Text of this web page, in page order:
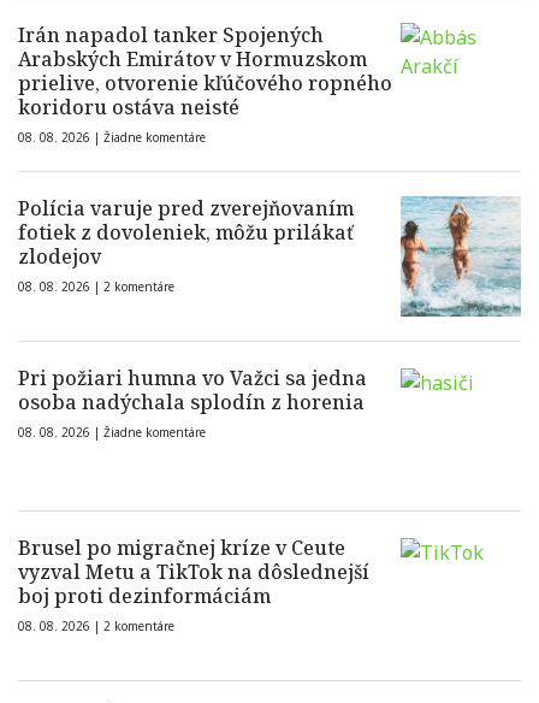
Irán napadol tanker Spojených
Arabských Emirátov v Hormuzskom
prielive, otvorenie kľúčového ropného
koridoru ostáva neisté
08. 08. 2026 | Žiadne komentáre
Polícia varuje pred zverejňovaním
fotiek z dovoleniek, môžu prilákať
zlodejov
08. 08. 2026 | 2 komentáre
Pri požiari humna vo Važci sa jedna
osoba nadýchala splodín z horenia
08. 08. 2026 | Žiadne komentáre
Brusel po migračnej kríze v Ceute
vyzval Metu a TikTok na dôslednejší
boj proti dezinformáciám
08. 08. 2026 | 2 komentáre